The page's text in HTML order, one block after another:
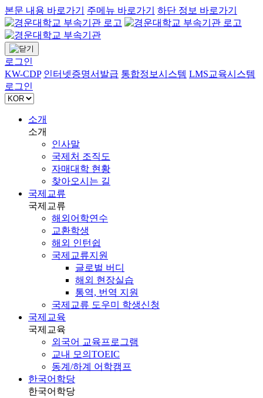
본문 내용 바로가기 주메뉴 바로가기 하단 정보 바로가기
로그인
KW-CDP 인터넷증명서발급 통합정보시스템 LMS교육시스템
로그인
소개
소개
인사말
국제처 조직도
자매대학 현황
찾아오시는 길
국제교류
국제교류
해외어학연수
교환학생
해외 인턴쉽
국제교류지원
글로벌 버디
해외 현장실습
통역, 번역 지원
국제교류 도우미 학생신청
국제교육
국제교육
외국어 교육프로그램
교내 모의TOEIC
동계/하계 어학캠프
한국어학당
한국어학당